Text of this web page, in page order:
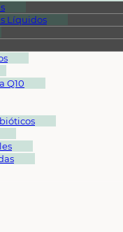
Líquidos
Q10